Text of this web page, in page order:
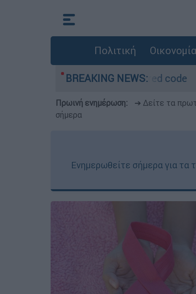
Πολιτική Οικονομία
BREAKING NEWS:
περιοχές σε red code Πέθανε σε
Πρωινή ενημέρωση: ➔ Δείτε τα
σήμερα
Ενημερωθείτε σήμερα για τα